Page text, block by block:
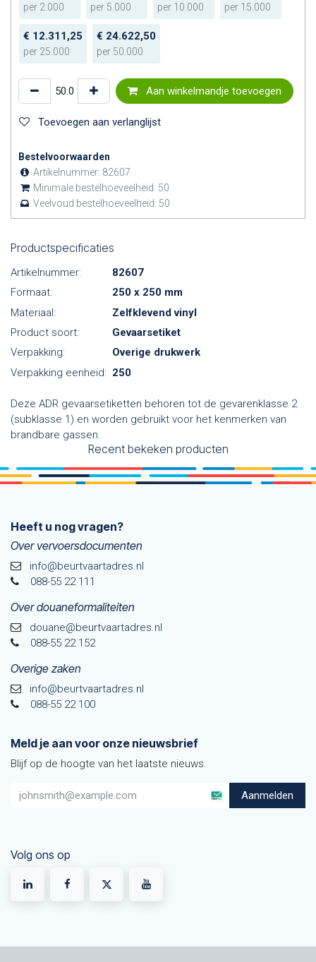
per 2.000 per 5.000 per 10.000 per 15.000
€ 12.311,25
per 25.000
€ 24.622,50
per 50.000
Aan winkelmandje toevoegen
Toevoegen aan verlanglijst
Bestelvoorwaarden
Artikelnummer: 82607
Minimale bestelhoeveelheid: 50
Veelvoud bestelhoeveelheid: 50
Productspecificaties
Artikelnummer:
82607
Formaat:
250 x 250 mm
Materiaal:
Zelfklevend vinyl
Product soort:
Gevaarsetiket
Verpakking:
Overige drukwerk
Verpakking eenheid: 250
Deze ADR gevaarsetiketten behoren tot de gevarenklasse 2
(subklasse 1) en worden gebruikt voor het kenmerken van
brandbare gassen.
Recent bekeken producten
Heeft u nog vragen?
Over vervoersdocumenten
info@beurtvaartadres.nl
088-55 22 111
Over douaneformaliteiten
douane@beurtvaarta​dres.nl
088-55 22 152
Overige zaken
info@beurtvaartadres.nl
088-55 22 100
Meld je aan voor onze nieuwsbrief
Blijf op de hoogte van het laatste nieuws.
Aanmelden
Volg ons op